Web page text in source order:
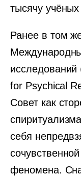
тысячу
Ранее в том
for Psychical
Совет как
себя
феномена.